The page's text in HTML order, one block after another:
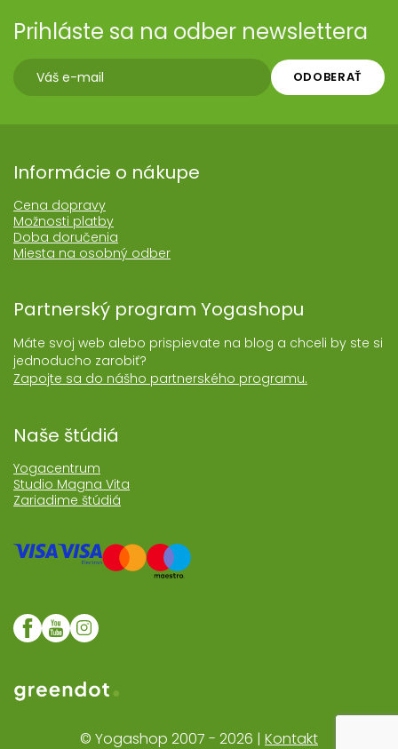
Prihláste sa na odber newslettera
ODOBERAŤ
Informácie o nákupe
Cena dopravy
Možnosti platby
Doba doručenia
Miesta na osobný odber
Partnerský program Yogashopu
Máte svoj web alebo prispievate na blog a chceli by ste si
jednoducho zarobiť?
Zapojte sa do nášho partnerského programu.
Naše štúdiá
Yogacentrum
Studio Magna Vita
Zariadime štúdiá
Web realizoval Greendot
© Yogashop 2007 - 2026 | Kontakt